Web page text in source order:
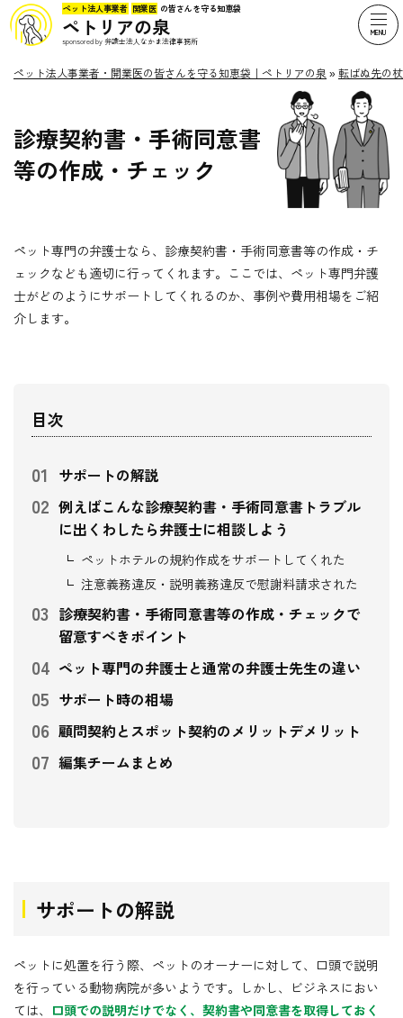
ペット法人事業者 開業医 の皆さんを守る知恵袋
ペトリアの泉
sponsored by 弁護士法人なかま法律事務所
ペット法人事業者・開業医の皆さんを守る知恵袋｜ペトリアの泉 »転ばぬ先の
診療契約書・手術同意書
等の作成・チェック
ペット専門の弁護士なら、診療契約書・手術同意書等の作成・チ
ェックなども適切に行ってくれます。ここでは、ペット専門弁護
士がどのようにサポートしてくれるのか、事例や費用相場をご紹
介します。
目次
サポートの解説
例えばこんな診療契約書・手術同意書トラブル
に出くわしたら弁護士に相談しよう
ペットホテルの規約作成をサポートしてくれた
注意義務違反・説明義務違反で慰謝料請求された
診療契約書・手術同意書等の作成・チェックで
留意すべきポイント
ペット専門の弁護士と通常の弁護士先生の違い
サポート時の相場
顧問契約とスポット契約のメリットデメリット
編集チームまとめ
サポートの解説
ペットに処置を行う際、ペットのオーナーに対して、口頭で説明
を行っている動物病院が多いようです。しかし、ビジネスにおい
ては、 口頭での説明だけでなく、契約書や同意書を取得しておく